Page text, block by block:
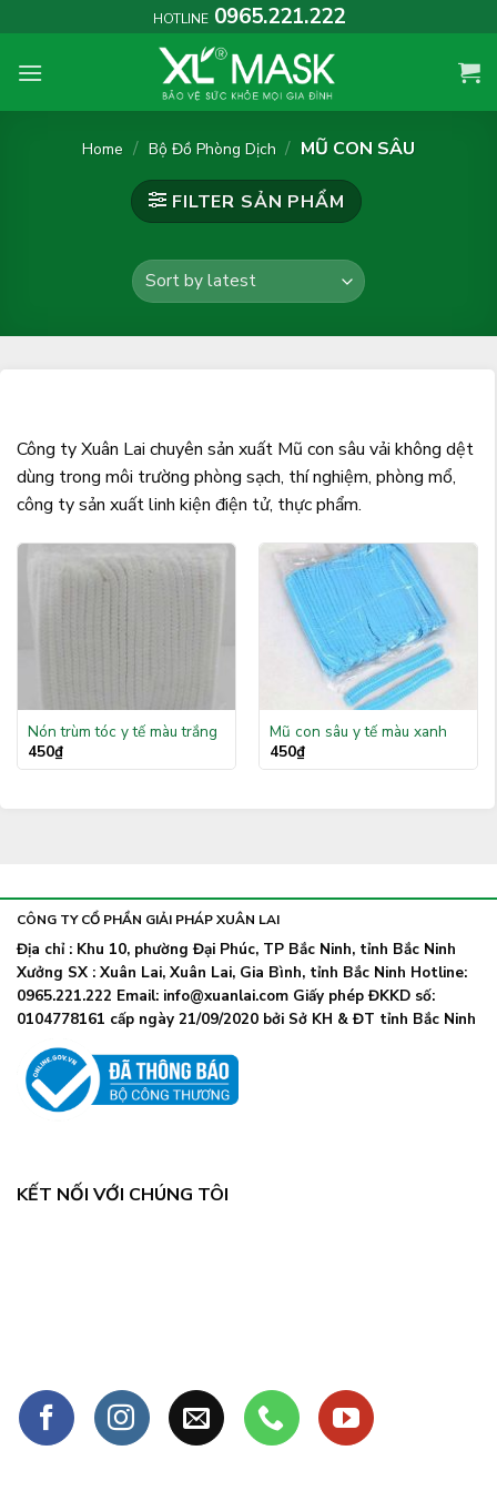
to
content
HOTLINE 0965.221.222
Home / Bộ Đồ Phòng Dịch / MŨ CON SÂU
FILTER
Công ty Xuân Lai chuyên sản xuất Mũ con sâu vải không dệt
dùng trong môi trường phòng sạch, thí nghiệm, phòng mổ,
công ty sản xuất linh kiện điện tử, thực phẩm.
Nón trùm tóc y tế màu trắng
450₫
Mũ con sâu y tế màu xanh
450₫
CÔNG TY CỔ PHẦN GIẢI PHÁP XUÂN LAI
Địa chỉ : Khu 10, phường Đại Phúc, TP Bắc Ninh, tỉnh Bắc Ninh
Xưởng SX : Xuân Lai, Xuân Lai, Gia Bình, tỉnh Bắc Ninh Hotline:
0965.221.222 Email: info@xuanlai.com Giấy phép ĐKKD số:
0104778161 cấp ngày 21/09/2020 bởi Sở KH & ĐT tỉnh Bắc Ninh
KẾT NỐI VỚI CHÚNG TÔI